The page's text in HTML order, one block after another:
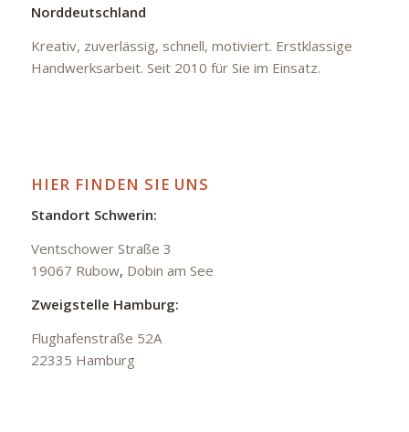
Norddeutschland
Kreativ, zuverlässig, schnell, motiviert. Erstklassige
Handwerksarbeit. Seit 2010 für Sie im Einsatz.
HIER FINDEN SIE UNS
Standort Schwerin:
Ventschower Straße 3
19067 Rubow, Dobin am See
Zweigstelle Hamburg:
Flughafenstraße 52A
22335 Hamburg